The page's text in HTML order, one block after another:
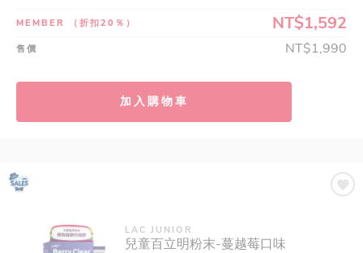
MEMBER （折扣20％） NT$1,592
售價 NT$1,990
加入購物車
LAC JUNIOR
兒童百立明粉末-蔓越莓口味